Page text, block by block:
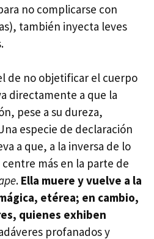
no complicarse con
también inyecta leves
de no objetificar el cuerpo
directamente a que la
pese a su dureza,
especie de declaración
a que, a la inversa de lo
más en la parte de
. Ella muere y vuelve a la
etérea; en cambio,
quienes exhiben
profanados y